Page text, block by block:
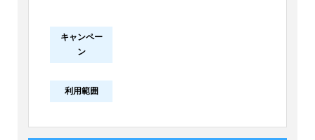
キャンペー
ン
利用範囲